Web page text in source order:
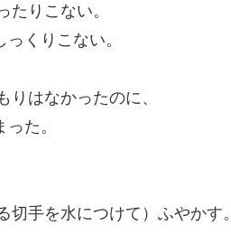
たりこない。
くりこない。
りはなかったのに、
た。
切手を水につけて）ふやかす。